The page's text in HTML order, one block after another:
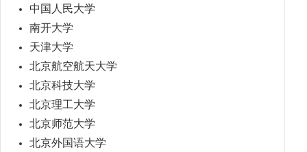
中国人民大学
南开大学
天津大学
北京航空航天大学
北京科技大学
北京理工大学
北京师范大学
北京外国语大学